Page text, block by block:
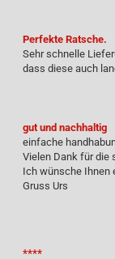
Perfekte Ratsche.
Sehr schnelle
dass diese auch
gut und nachhaltig
einfache
Vielen Dank für die
Ich wünsche Ihnen
Gruss Urs
****